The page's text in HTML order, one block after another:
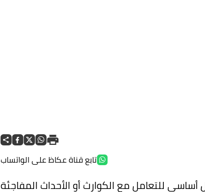
تابع قناة عكاظ على الواتساب
أساسي للتعامل مع الكوارث أو الأحداث المفاجئة